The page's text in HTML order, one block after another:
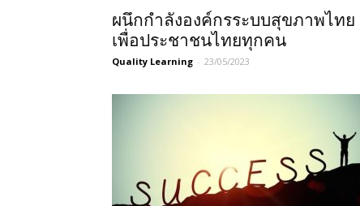
ผนึกกำลังองค์กรระบบสุขภาพไทย
เพื่อประชาชนไทยทุกคน
Quality Learning - 23/05/2023